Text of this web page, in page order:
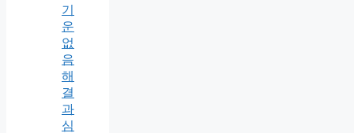
기
운
없
음
해
결
과
심